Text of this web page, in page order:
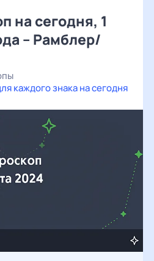
на сегодня, 1
– Рамблер/
каждого знака на сегодня